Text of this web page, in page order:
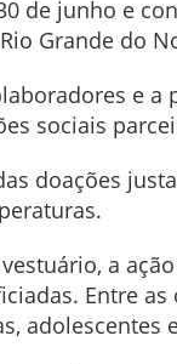
de junho e
Grande do
e
sociais
doações
a
Entre